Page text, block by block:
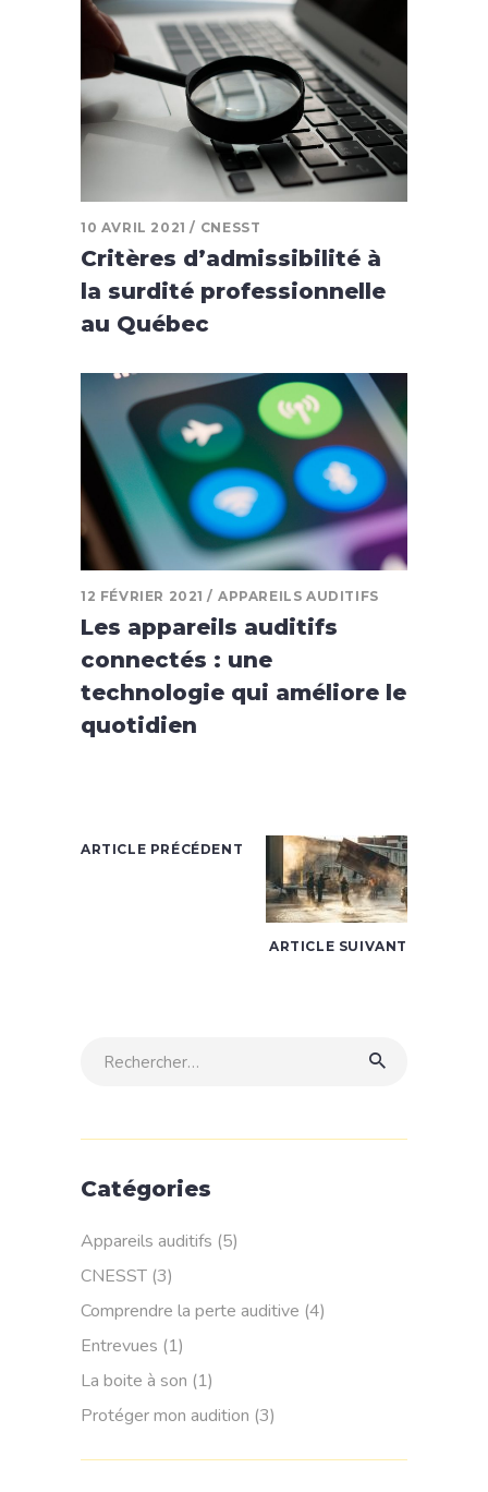
10 AVRIL 2021 CNESST
Critères d’admissibilité à
la surdité professionnelle
au Québec
12 FÉVRIER 2021 APPAREILS AUDITIFS
Les appareils auditifs
connectés : une
technologie qui améliore le
quotidien
ARTICLE PRÉCÉDENT
ARTICLE SUIVANT
Rechercher:
Catégories
Appareils auditifs (5)
CNESST (3)
Comprendre la perte auditive (4)
Entrevues (1)
La boite à son (1)
Protéger mon audition (3)